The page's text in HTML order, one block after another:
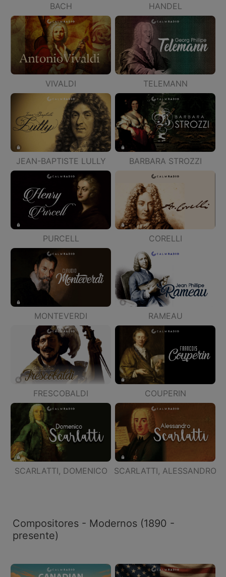
BACH HANDEL
VIVALDI TELEMANN
JEAN-BAPTISTE LULLY BARBARA STROZZI
PURCELL CORELLI
MONTEVERDI RAMEAU
FRESCOBALDI COUPERIN
SCARLATTI, DOMENICO SCARLATTI, ALESSANDRO
Compositores - Modernos (1890 -
presente)